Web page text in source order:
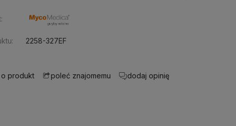
2258-327EF
produkt poleć znajomemu dodaj opinię